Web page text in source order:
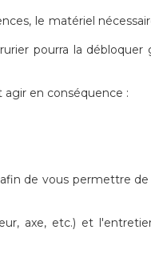
le matériel
pourra la débloquer
en conséquence :
de vous permettre
axe, etc.) et